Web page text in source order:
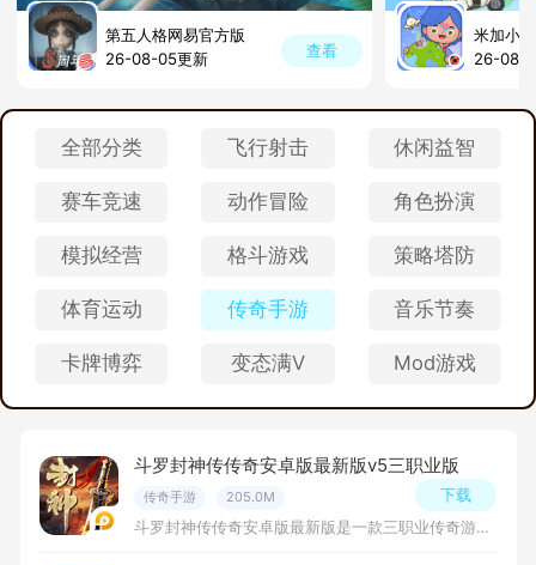
第五人格网易官方版
26-08-05更新
查看
米加小
26-08-
全部分类 飞行射击 休闲益智
赛车竞速 动作冒险 角色扮演
模拟经营 格斗游戏 策略塔防
体育运动 传奇手游 音乐节奏
卡牌博弈 变态满V Mod游戏
斗罗封神传传奇安卓版最新版v5三职业版
传奇手游 205.0M
斗罗封神传传奇安卓版最新版是一款三职业传奇游戏，在游戏中玩家可以选择三种职业：战士、法师和道士，上线就送各种福利礼包，玩起来还是蛮爽的哦！
下载